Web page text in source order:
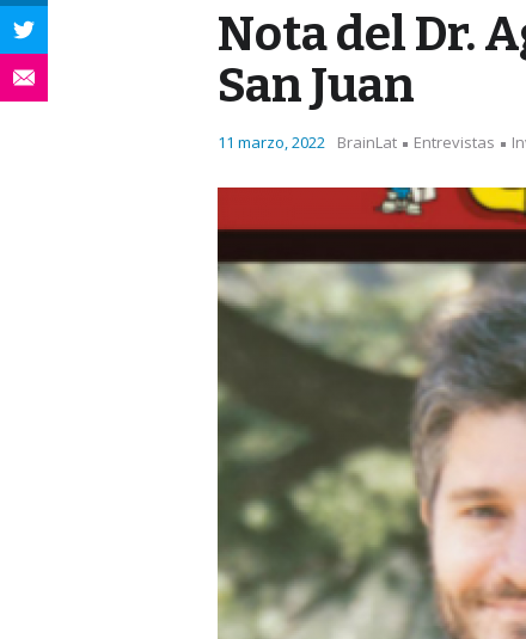
Nota del Dr.
San Juan
11 marzo, 2022 BrainLat Entrevistas